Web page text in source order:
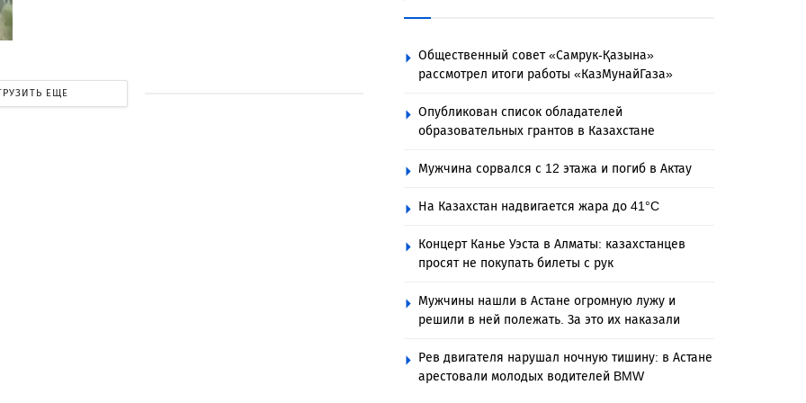
ЕЩЕ
Общественный совет «Самрук-Қазына»
рассмотрел итоги работы «КазМунайГаза»
Опубликован список обладателей
образовательных грантов в Казахстане
Мужчина сорвался с 12 этажа и погиб в Актау
На Казахстан надвигается жара до 41°C
Концерт Канье Уэста в Алматы: казахстанцев
просят не покупать билеты с рук
Мужчины нашли в Астане огромную лужу и
решили в ней полежать. За это их наказали
Рев двигателя нарушал ночную тишину: в Астане
арестовали молодых водителей BMW